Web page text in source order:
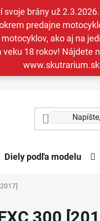
brány už
predajne
ako aj na
18 rokov!
Diely podľa modelu
300